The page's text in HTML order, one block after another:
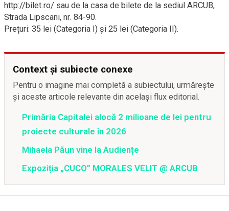
http://bilet.ro/ sau de la casa de bilete de la sediul ARCUB,
Strada Lipscani, nr. 84-90.
Prețuri: 35 lei (Categoria I) și 25 lei (Categoria II).
Context și subiecte conexe
Pentru o imagine mai completă a subiectului, urmărește
și aceste articole relevante din același flux editorial.
Primăria Capitalei alocă 2 milioane de lei pentru
proiecte culturale în 2026
Mihaela Păun vine la Audiențe
Expoziția „CUCO” MORALES VELIT @ ARCUB